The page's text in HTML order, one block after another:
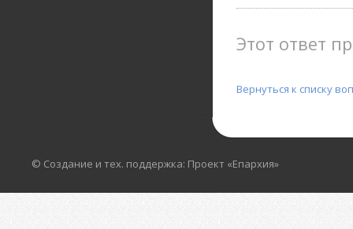
Этот ответ
Вернуться к списку
© Создание и тех. поддержка: Проект «Епархия»